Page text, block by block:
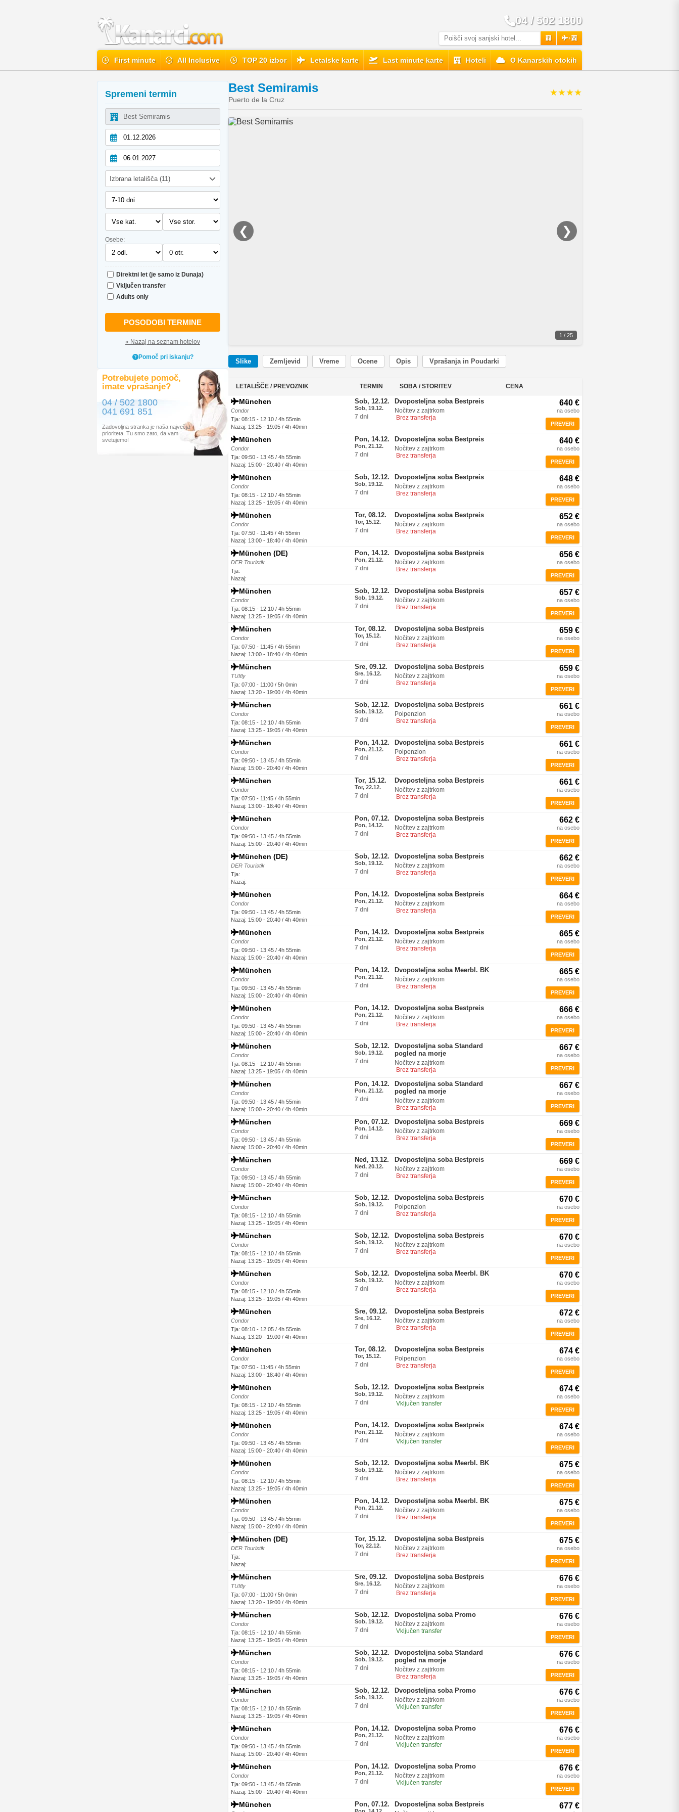
04 / 502 1800
+
First minute All Inclusive TOP 20 izbor Letalske karte Last minute karte Hoteli O Kanarskih otokih
Spremeni termin
Izbrana letališča (11)
Osebe:
Direktni let (je samo iz Dunaja)
Vključen transfer
Adults only
POSODOBI TERMINE
« Nazaj na seznam hotelov
Pomoč pri iskanju?
Potrebujete pomoč,
imate vprašanje?
04 / 502 1800
041 691 851
Zadovoljna stranka je naša največja
prioriteta. Tu smo zato, da vam
svetujemo!
Best Semiramis
Puerto de la Cruz
★★★★
❮ ❯
1 / 25
Slike Zemljevid Vreme Ocene Opis Vprašanja in Poudarki
LETALIŠČE / PREVOZNIK TERMIN SOBA / STORITEV CENA
München
Condor
Tja: 08:15 - 12:10 / 4h 55min
Nazaj: 13:25 - 19:05 / 4h 40min
Sob, 12.12.
Sob, 19.12.
7 dni
Dvoposteljna soba Bestpreis
Nočitev z zajtrkom
Brez transferja
640 €
na osebo
PREVERI
München
Condor
Tja: 09:50 - 13:45 / 4h 55min
Nazaj: 15:00 - 20:40 / 4h 40min
Pon, 14.12.
Pon, 21.12.
7 dni
Dvoposteljna soba Bestpreis
Nočitev z zajtrkom
Brez transferja
640 €
na osebo
PREVERI
München
Condor
Tja: 08:15 - 12:10 / 4h 55min
Nazaj: 13:25 - 19:05 / 4h 40min
Sob, 12.12.
Sob, 19.12.
7 dni
Dvoposteljna soba Bestpreis
Nočitev z zajtrkom
Brez transferja
648 €
na osebo
PREVERI
München
Condor
Tja: 07:50 - 11:45 / 4h 55min
Nazaj: 13:00 - 18:40 / 4h 40min
Tor, 08.12.
Tor, 15.12.
7 dni
Dvoposteljna soba Bestpreis
Nočitev z zajtrkom
Brez transferja
652 €
na osebo
PREVERI
München (DE)
DER Touristik
Tja:
Nazaj:
Pon, 14.12.
Pon, 21.12.
7 dni
Dvoposteljna soba Bestpreis
Nočitev z zajtrkom
Brez transferja
656 €
na osebo
PREVERI
München
Condor
Tja: 08:15 - 12:10 / 4h 55min
Nazaj: 13:25 - 19:05 / 4h 40min
Sob, 12.12.
Sob, 19.12.
7 dni
Dvoposteljna soba Bestpreis
Nočitev z zajtrkom
Brez transferja
657 €
na osebo
PREVERI
München
Condor
Tja: 07:50 - 11:45 / 4h 55min
Nazaj: 13:00 - 18:40 / 4h 40min
Tor, 08.12.
Tor, 15.12.
7 dni
Dvoposteljna soba Bestpreis
Nočitev z zajtrkom
Brez transferja
659 €
na osebo
PREVERI
München
TUIfly
Tja: 07:00 - 11:00 / 5h 0min
Nazaj: 13:20 - 19:00 / 4h 40min
Sre, 09.12.
Sre, 16.12.
7 dni
Dvoposteljna soba Bestpreis
Nočitev z zajtrkom
Brez transferja
659 €
na osebo
PREVERI
München
Condor
Tja: 08:15 - 12:10 / 4h 55min
Nazaj: 13:25 - 19:05 / 4h 40min
Sob, 12.12.
Sob, 19.12.
7 dni
Dvoposteljna soba Bestpreis
Polpenzion
Brez transferja
661 €
na osebo
PREVERI
München
Condor
Tja: 09:50 - 13:45 / 4h 55min
Nazaj: 15:00 - 20:40 / 4h 40min
Pon, 14.12.
Pon, 21.12.
7 dni
Dvoposteljna soba Bestpreis
Polpenzion
Brez transferja
661 €
na osebo
PREVERI
München
Condor
Tja: 07:50 - 11:45 / 4h 55min
Nazaj: 13:00 - 18:40 / 4h 40min
Tor, 15.12.
Tor, 22.12.
7 dni
Dvoposteljna soba Bestpreis
Nočitev z zajtrkom
Brez transferja
661 €
na osebo
PREVERI
München
Condor
Tja: 09:50 - 13:45 / 4h 55min
Nazaj: 15:00 - 20:40 / 4h 40min
Pon, 07.12.
Pon, 14.12.
7 dni
Dvoposteljna soba Bestpreis
Nočitev z zajtrkom
Brez transferja
662 €
na osebo
PREVERI
München (DE)
DER Touristik
Tja:
Nazaj:
Sob, 12.12.
Sob, 19.12.
7 dni
Dvoposteljna soba Bestpreis
Nočitev z zajtrkom
Brez transferja
662 €
na osebo
PREVERI
München
Condor
Tja: 09:50 - 13:45 / 4h 55min
Nazaj: 15:00 - 20:40 / 4h 40min
Pon, 14.12.
Pon, 21.12.
7 dni
Dvoposteljna soba Bestpreis
Nočitev z zajtrkom
Brez transferja
664 €
na osebo
PREVERI
München
Condor
Tja: 09:50 - 13:45 / 4h 55min
Nazaj: 15:00 - 20:40 / 4h 40min
Pon, 14.12.
Pon, 21.12.
7 dni
Dvoposteljna soba Bestpreis
Nočitev z zajtrkom
Brez transferja
665 €
na osebo
PREVERI
München
Condor
Tja: 09:50 - 13:45 / 4h 55min
Nazaj: 15:00 - 20:40 / 4h 40min
Pon, 14.12.
Pon, 21.12.
7 dni
Dvoposteljna soba Meerbl. BK
Nočitev z zajtrkom
Brez transferja
665 €
na osebo
PREVERI
München
Condor
Tja: 09:50 - 13:45 / 4h 55min
Nazaj: 15:00 - 20:40 / 4h 40min
Pon, 14.12.
Pon, 21.12.
7 dni
Dvoposteljna soba Bestpreis
Nočitev z zajtrkom
Brez transferja
666 €
na osebo
PREVERI
München
Condor
Tja: 08:15 - 12:10 / 4h 55min
Nazaj: 13:25 - 19:05 / 4h 40min
Sob, 12.12.
Sob, 19.12.
7 dni
Dvoposteljna soba Standard
pogled na morje
Nočitev z zajtrkom
Brez transferja
667 €
na osebo
PREVERI
München
Condor
Tja: 09:50 - 13:45 / 4h 55min
Nazaj: 15:00 - 20:40 / 4h 40min
Pon, 14.12.
Pon, 21.12.
7 dni
Dvoposteljna soba Standard
pogled na morje
Nočitev z zajtrkom
Brez transferja
667 €
na osebo
PREVERI
München
Condor
Tja: 09:50 - 13:45 / 4h 55min
Nazaj: 15:00 - 20:40 / 4h 40min
Pon, 07.12.
Pon, 14.12.
7 dni
Dvoposteljna soba Bestpreis
Nočitev z zajtrkom
Brez transferja
669 €
na osebo
PREVERI
München
Condor
Tja: 09:50 - 13:45 / 4h 55min
Nazaj: 15:00 - 20:40 / 4h 40min
Ned, 13.12.
Ned, 20.12.
7 dni
Dvoposteljna soba Bestpreis
Nočitev z zajtrkom
Brez transferja
669 €
na osebo
PREVERI
München
Condor
Tja: 08:15 - 12:10 / 4h 55min
Nazaj: 13:25 - 19:05 / 4h 40min
Sob, 12.12.
Sob, 19.12.
7 dni
Dvoposteljna soba Bestpreis
Polpenzion
Brez transferja
670 €
na osebo
PREVERI
München
Condor
Tja: 08:15 - 12:10 / 4h 55min
Nazaj: 13:25 - 19:05 / 4h 40min
Sob, 12.12.
Sob, 19.12.
7 dni
Dvoposteljna soba Bestpreis
Nočitev z zajtrkom
Brez transferja
670 €
na osebo
PREVERI
München
Condor
Tja: 08:15 - 12:10 / 4h 55min
Nazaj: 13:25 - 19:05 / 4h 40min
Sob, 12.12.
Sob, 19.12.
7 dni
Dvoposteljna soba Meerbl. BK
Nočitev z zajtrkom
Brez transferja
670 €
na osebo
PREVERI
München
Condor
Tja: 08:10 - 12:05 / 4h 55min
Nazaj: 13:20 - 19:00 / 4h 40min
Sre, 09.12.
Sre, 16.12.
7 dni
Dvoposteljna soba Bestpreis
Nočitev z zajtrkom
Brez transferja
672 €
na osebo
PREVERI
München
Condor
Tja: 07:50 - 11:45 / 4h 55min
Nazaj: 13:00 - 18:40 / 4h 40min
Tor, 08.12.
Tor, 15.12.
7 dni
Dvoposteljna soba Bestpreis
Polpenzion
Brez transferja
674 €
na osebo
PREVERI
München
Condor
Tja: 08:15 - 12:10 / 4h 55min
Nazaj: 13:25 - 19:05 / 4h 40min
Sob, 12.12.
Sob, 19.12.
7 dni
Dvoposteljna soba Bestpreis
Nočitev z zajtrkom
Vključen transfer
674 €
na osebo
PREVERI
München
Condor
Tja: 09:50 - 13:45 / 4h 55min
Nazaj: 15:00 - 20:40 / 4h 40min
Pon, 14.12.
Pon, 21.12.
7 dni
Dvoposteljna soba Bestpreis
Nočitev z zajtrkom
Vključen transfer
674 €
na osebo
PREVERI
München
Condor
Tja: 08:15 - 12:10 / 4h 55min
Nazaj: 13:25 - 19:05 / 4h 40min
Sob, 12.12.
Sob, 19.12.
7 dni
Dvoposteljna soba Meerbl. BK
Nočitev z zajtrkom
Brez transferja
675 €
na osebo
PREVERI
München
Condor
Tja: 09:50 - 13:45 / 4h 55min
Nazaj: 15:00 - 20:40 / 4h 40min
Pon, 14.12.
Pon, 21.12.
7 dni
Dvoposteljna soba Meerbl. BK
Nočitev z zajtrkom
Brez transferja
675 €
na osebo
PREVERI
München (DE)
DER Touristik
Tja:
Nazaj:
Tor, 15.12.
Tor, 22.12.
7 dni
Dvoposteljna soba Bestpreis
Nočitev z zajtrkom
Brez transferja
675 €
na osebo
PREVERI
München
TUIfly
Tja: 07:00 - 11:00 / 5h 0min
Nazaj: 13:20 - 19:00 / 4h 40min
Sre, 09.12.
Sre, 16.12.
7 dni
Dvoposteljna soba Bestpreis
Nočitev z zajtrkom
Brez transferja
676 €
na osebo
PREVERI
München
Condor
Tja: 08:15 - 12:10 / 4h 55min
Nazaj: 13:25 - 19:05 / 4h 40min
Sob, 12.12.
Sob, 19.12.
7 dni
Dvoposteljna soba Promo
Nočitev z zajtrkom
Vključen transfer
676 €
na osebo
PREVERI
München
Condor
Tja: 08:15 - 12:10 / 4h 55min
Nazaj: 13:25 - 19:05 / 4h 40min
Sob, 12.12.
Sob, 19.12.
7 dni
Dvoposteljna soba Standard
pogled na morje
Nočitev z zajtrkom
Brez transferja
676 €
na osebo
PREVERI
München
Condor
Tja: 08:15 - 12:10 / 4h 55min
Nazaj: 13:25 - 19:05 / 4h 40min
Sob, 12.12.
Sob, 19.12.
7 dni
Dvoposteljna soba Promo
Nočitev z zajtrkom
Vključen transfer
676 €
na osebo
PREVERI
München
Condor
Tja: 09:50 - 13:45 / 4h 55min
Nazaj: 15:00 - 20:40 / 4h 40min
Pon, 14.12.
Pon, 21.12.
7 dni
Dvoposteljna soba Promo
Nočitev z zajtrkom
Vključen transfer
676 €
na osebo
PREVERI
München
Condor
Tja: 09:50 - 13:45 / 4h 55min
Nazaj: 15:00 - 20:40 / 4h 40min
Pon, 14.12.
Pon, 21.12.
7 dni
Dvoposteljna soba Promo
Nočitev z zajtrkom
Vključen transfer
676 €
na osebo
PREVERI
München Pon, 07.12. Dvoposteljna soba Bestpreis 677 €